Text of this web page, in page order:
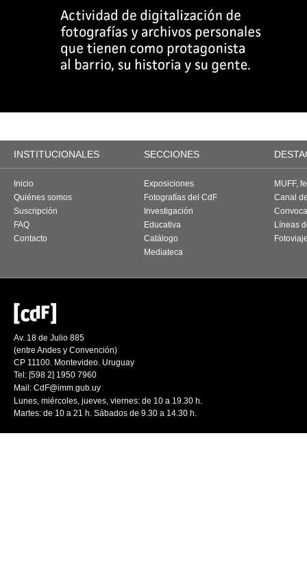
INSTITUCIONALES SECCIONES
Inicio
Quiénes somos
Suscripción
FAQ
Contacto
Exposiciones
Fotografías del CdF
Investigación
Educativa
Catálogo
Mediateca
MUFF,
Canal
Líneas
Av. 18 de Julio 885
(entre Andes y Convención)
CP 11100. Montevideo. Uruguay
Tel: [598 2] 1950 7960
Mail: CdF@imm.gub.uy
Lunes, miércoles, jueves, viernes: de 10 a 19.30 h.
Martes: de 10 a 21 h. Sábados de 9.30 a 14.30 h.